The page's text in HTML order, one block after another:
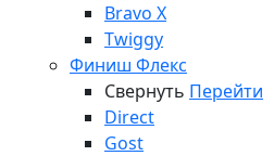
Bravo X
Twiggy
Финиш Флекс
Свернуть Перейти
Direct
Gost